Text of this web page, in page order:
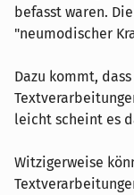
befasst waren.
"neumodischer
Dazu kommt,
leicht scheint es
Witzigerweise